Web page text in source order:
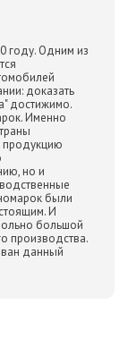
году. Одним из
доказать
достижимо.
Именно
продукцию
но и
были
И
большой
производства.
данный